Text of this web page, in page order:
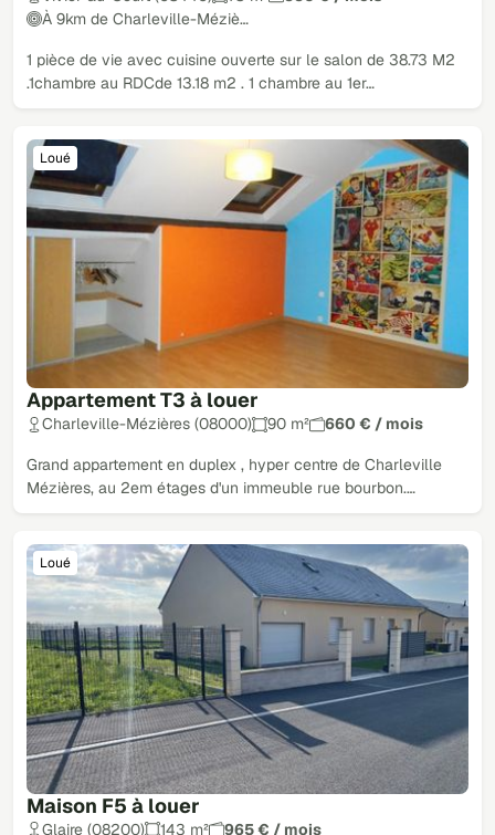
À 9km de Charleville-Méziè…
1 pièce de vie avec cuisine ouverte sur le salon de 38.73 M2
.1chambre au RDCde 13.18 m2 . 1 chambre au 1er…
Appartement T3 à louer
Loué
Charleville-Mézières (08000) 90 m² 660 € / mois
Grand appartement en duplex , hyper centre de Charleville
Mézières, au 2em étages d'un immeuble rue bourbon.…
Maison F5 à louer
Loué
Glaire (08200) 143 m² 965 € / mois